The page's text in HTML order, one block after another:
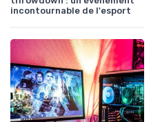
incontournable de l'esport